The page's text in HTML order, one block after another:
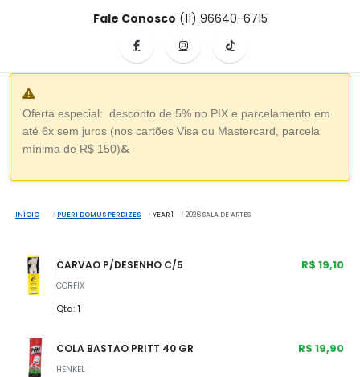
Fale Conosco (11) 96640-6715
Oferta especial: desconto de 5% no PIX e parcelamento em
até 6x sem juros (nos cartões Visa ou Mastercard, parcela
mínima de R$ 150)&
INÍCIO PUERI DOMUS PERDIZES YEAR 1 2026 SALA DE ARTES
CARVAO P/DESENHO C/5
CORFIX
Qtd: 1
R$ 19,10
COLA BASTAO PRITT 40 GR
HENKEL
R$ 19,90